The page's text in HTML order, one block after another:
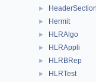
► HeaderSection
► Hermit
► HLRAlgo
► HLRAppli
► HLRBRep
► HLRTest